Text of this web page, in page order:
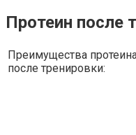
Протеин после
Преимущества
после тренировки: